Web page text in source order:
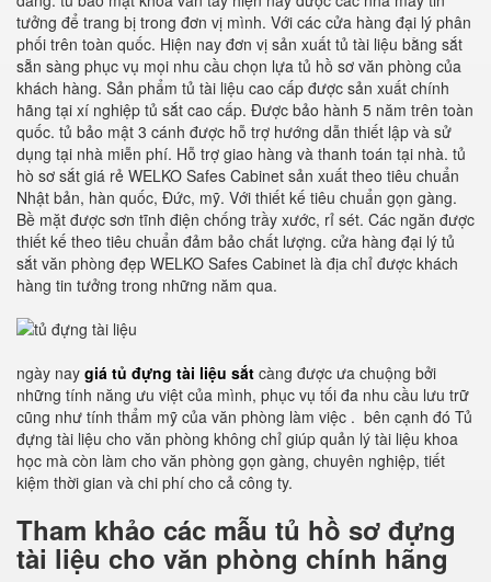
tưởng để trang bị trong đơn vị mình. Với các cửa hàng đại lý phân
phối trên toàn quốc. Hiện nay đơn vị sản xuất tủ tài liệu bằng sắt
sẵn sàng phục vụ mọi nhu cầu chọn lựa tủ hồ sơ văn phòng của
khách hàng. Sản phẩm tủ tài liệu cao cấp được sản xuất chính
hãng tại xí nghiệp tủ sắt cao cấp. Được bảo hành 5 năm trên toàn
quốc. tủ bảo mật 3 cánh được hỗ trợ hướng dẫn thiết lập và sử
dụng tại nhà miễn phí. Hỗ trợ giao hàng và thanh toán tại nhà. tủ
hò sơ sắt giá rẻ WELKO Safes Cabinet sản xuất theo tiêu chuẩn
Nhật bản, hàn quốc, Đức, mỹ. Với thiết kế tiêu chuẩn gọn gàng.
Bề mặt được sơn tĩnh điện chống trầy xước, rỉ sét. Các ngăn được
thiết kế theo tiêu chuẩn đảm bảo chất lượng. cửa hàng đại lý tủ
sắt văn phòng đẹp WELKO Safes Cabinet là địa chỉ được khách
hàng tin tưởng trong những năm qua.
ngày nay giá tủ đựng tài liệu sắt càng được ưa chuộng bởi
những tính năng ưu việt của mình, phục vụ tối đa nhu cầu lưu trữ
cũng như tính thẩm mỹ của văn phòng làm việc . bên cạnh đó Tủ
đựng tài liệu cho văn phòng không chỉ giúp quản lý tài liệu khoa
học mà còn làm cho văn phòng gọn gàng, chuyên nghiệp, tiết
kiệm thời gian và chi phí cho cả công ty.
Tham khảo các mẫu tủ hồ sơ đựng
tài liệu cho văn phòng chính hãng